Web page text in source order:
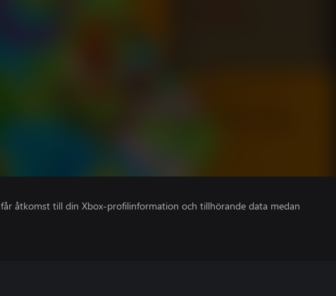
åtkomst till din Xbox-profilinformation och tillhörande data medan